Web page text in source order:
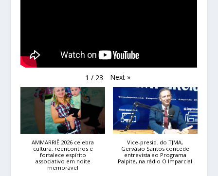
1 / 23 Next »
AMMARRIÊ 2026 celebra
cultura, reencontros e
fortalece espírito
associativo em noite
memorável
Vice-presid. do TJMA,
Gervásio Santos concede
entrevista ao Programa
Palpite, na rádio O Imparcial